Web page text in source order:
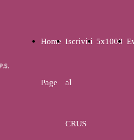
Home
Page
Iscriviti
al
CRUS
5x1000